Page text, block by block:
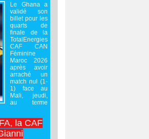
Le Ghana a
validé son
billet pour les
quarts de
finale de la
TotalEnergies
CAF CAN
Féminine
Maroc 2026
après avoir
arraché un
match nul (1-
1) face au
Mali, jeudi,
au terme
la CAF